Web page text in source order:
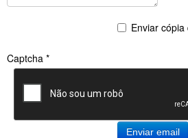
Enviar
Captcha *
Enviar email